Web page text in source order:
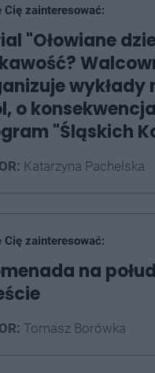
Cię zainteresować:
"Ołowiane
wykłady
o
"Śląskich
Katarzyna Pachelska
Cię zainteresować:
na
Tomasz Borówka